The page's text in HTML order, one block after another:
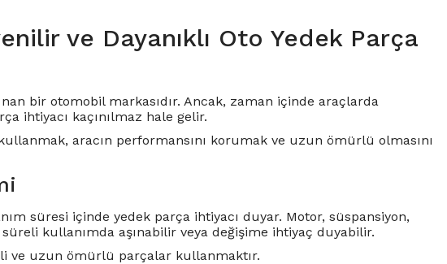
ve Dayanıklı Oto Yedek Parça
bir otomobil markasıdır. Ancak, zaman içinde araçlarda
ihtiyacı kaçınılmaz hale gelir.
aracın performansını korumak ve uzun ömürlü olmasını
süresi içinde yedek parça ihtiyacı duyar. Motor, süspansiyon,
kullanımda aşınabilir veya değişime ihtiyaç duyabilir.
ve uzun ömürlü parçalar kullanmaktır.